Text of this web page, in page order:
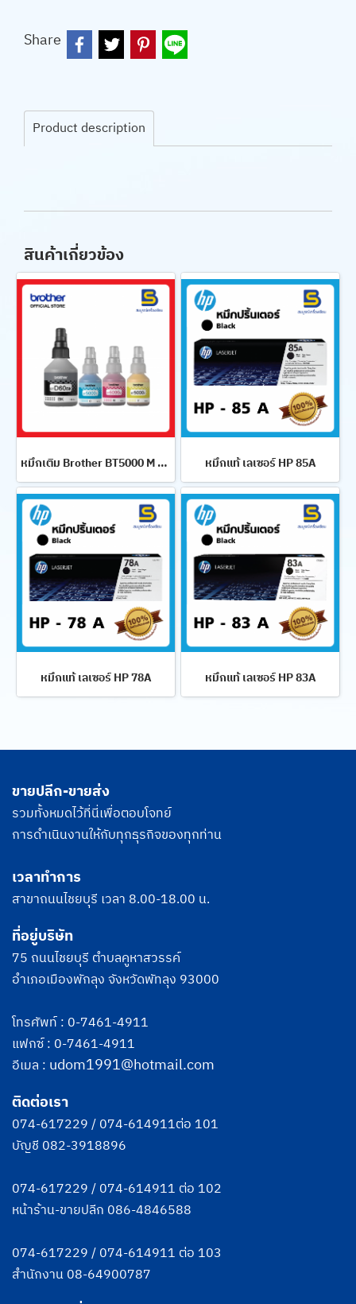
Share
Product description
สินค้าเกี่ยวข้อง
หมึกเติม Brother BT5000 M สีชมพู หมึกแท้ เลเซอร์ HP 85A
หมึกแท้ เลเซอร์ HP 78A หมึกแท้ เลเซอร์ HP 83A
ขายปลีก-ขายส่ง
รวมทั้งหมดไว้ที่นี่เพื่อตอบโจทย์
การดำเนินงานให้กับทุกธุรกิจของทุกท่าน
เวลาทำการ
สาขาถนนไชยบุรี เวลา 8.00-18.00 น.
ที่อยู่บริษัท
75 ถนนไชยบุรี ตำบลคูหาสวรรค์
อำเภอเมืองพักลุง จังหวัดพัทลุง 93000
โทรศัพท์ : 0-7461-4911
แฟกซ์ : 0-7461-4911
อีเมล : udom1991@hotmail.com
ติดต่อเรา
074-617229/074-614911ต่อ 101
บัญชี 082-3918896
074-617229/074-614911 ต่อ 102
หน้าร้าน-ขายปลีก 086-4846588
074-617229/074-614911 ต่อ 103
สำนักงาน08-64900787